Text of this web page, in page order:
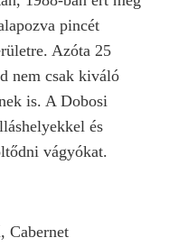
pincét
Azóta 25
nem csak kiváló
is. A Dobosi
és
vágyókat.
Cabernet